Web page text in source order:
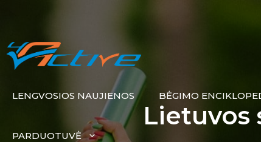
LENGVOSIOS NAUJIENOS BĖGIMO
PARDUOTUVĖ
Lietuvos